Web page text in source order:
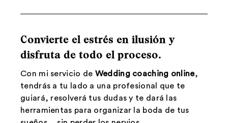
Convierte el estrés en ilusión y
disfruta de todo el proceso.
Con mi servicio de Wedding coaching online,
tendrás a tu lado a una profesional que te
guiará, resolverá tus dudas y te dará las
herramientas para organizar la boda de tus